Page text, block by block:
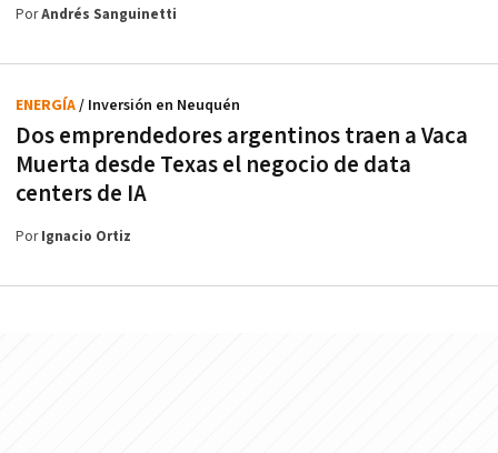
PorAndrés Sanguinetti
Dos emprendedores argentinos traen a Vaca
Muerta desde Texas el negocio de data
centers de IA
ENERGÍA/ Inversión en Neuquén
PorIgnacio Ortiz